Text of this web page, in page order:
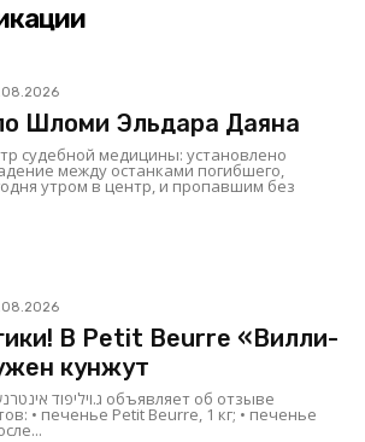
Шломи Эльдара Даяна
судебной медицины: установлено
между останками погибшего,
утром в центр, и пропавшим без
В Petit Beurre «Вилли-
кунжут
• печенье Petit Beurre, 1 кг; • печенье